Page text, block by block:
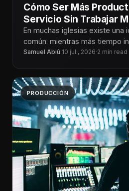
Cómo Ser Más
Servicio Sin Trabajar
En muchas iglesias existe una
común: mientras más tiempo
mejor será el resultado.
Samuel Abiú·10 jul., 2026·2 min read
PRODUCCIÓN